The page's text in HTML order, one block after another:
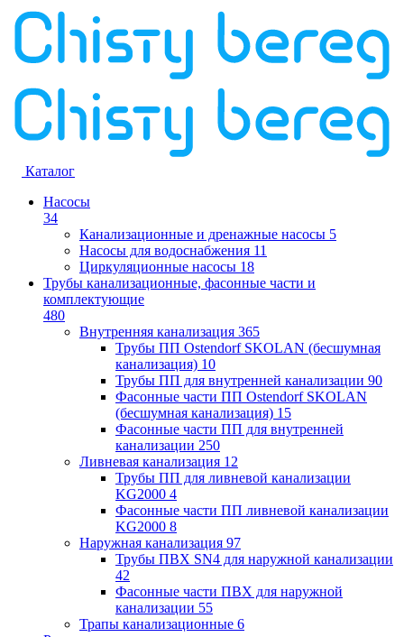
Каталог
Насосы
34
Канализационные и дренажные насосы 5
Насосы для водоснабжения 11
Циркуляционные насосы 18
Трубы канализационные, фасонные части и
комплектующие
480
Внутренняя канализация 365
Трубы ПП Ostendorf SKOLAN (бесшумная
канализация) 10
Трубы ПП для внутренней канализации 90
Фасонные части ПП Ostendorf SKOLAN
(бесшумная канализация) 15
Фасонные части ПП для внутренней
канализации 250
Ливневая канализация 12
Трубы ПП для ливневой канализации
KG2000 4
Фасонные части ПП ливневой канализации
KG2000 8
Наружная канализация 97
Трубы ПВХ SN4 для наружной канализации
42
Фасонные части ПВХ для наружной
канализации 55
Трапы канализационные 6